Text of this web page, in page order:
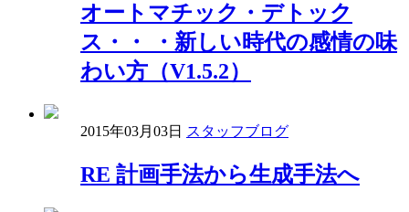
オートマチック・デトック
ス・・ ・新しい時代の感情の味
わい方（V1.5.2）
2015年03月03日 スタッフブログ
RE 計画手法から生成手法へ